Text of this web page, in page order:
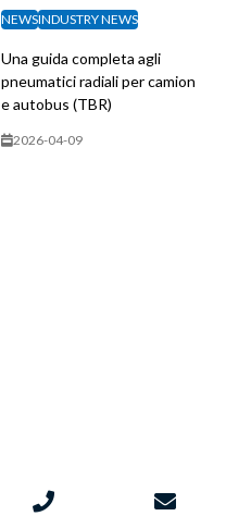
NEWSINDUSTRY NEWS
Una guida completa agli
pneumatici radiali per camion
e autobus (TBR)
2026-04-09